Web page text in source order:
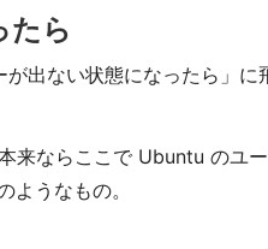
たら
出ない状態になったら」に
来ならここで Ubuntu のユ
ようなもの。